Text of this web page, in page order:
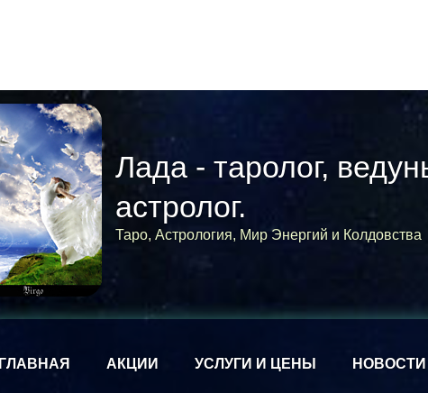
Лада - таролог,
астролог.
Таро, Астрология, Мир Энергий и Колдовства
ГЛАВНАЯ АКЦИИ УСЛУГИ И ЦЕНЫ НОВОСТИ